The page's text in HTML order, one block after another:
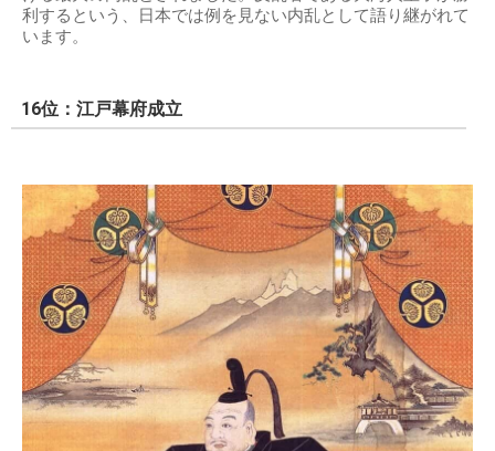
利するという、日本では例を見ない内乱として語り継がれて
います。
16位：江戸幕府成立